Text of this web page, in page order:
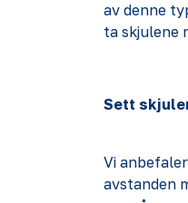
av denne
ta skjulene
Sett
Vi
avstanden